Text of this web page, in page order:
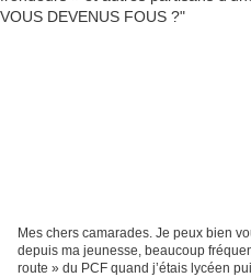
Mes chers camarades. Je peux bien
depuis ma jeunesse, beaucoup
route » du PCF quand j’étais lycéen